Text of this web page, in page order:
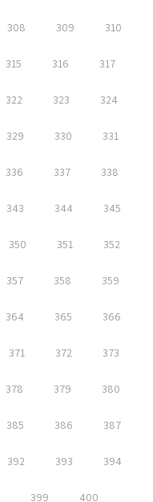
308 309 310
315 316 317
322 323 324
329 330 331
336 337 338
343 344 345
350 351 352
357 358 359
364 365 366
371 372 373
378 379 380
385 386 387
392 393 394
399 400